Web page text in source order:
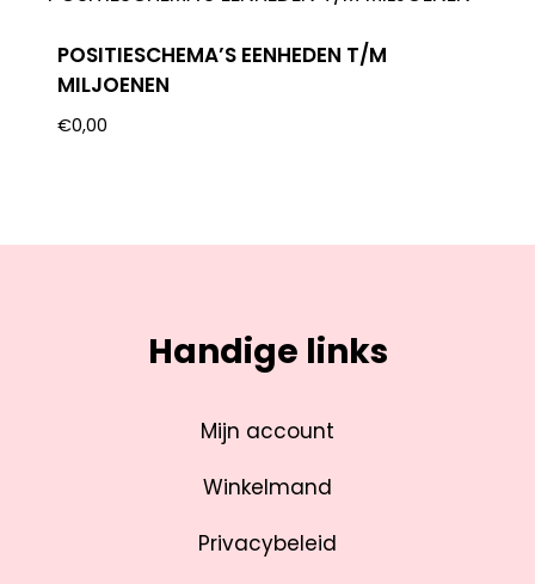
POSITIESCHEMA’S EENHEDEN T/M
MILJOENEN
€0,00
Handige links
Mijn account
Winkelmand
Privacybeleid